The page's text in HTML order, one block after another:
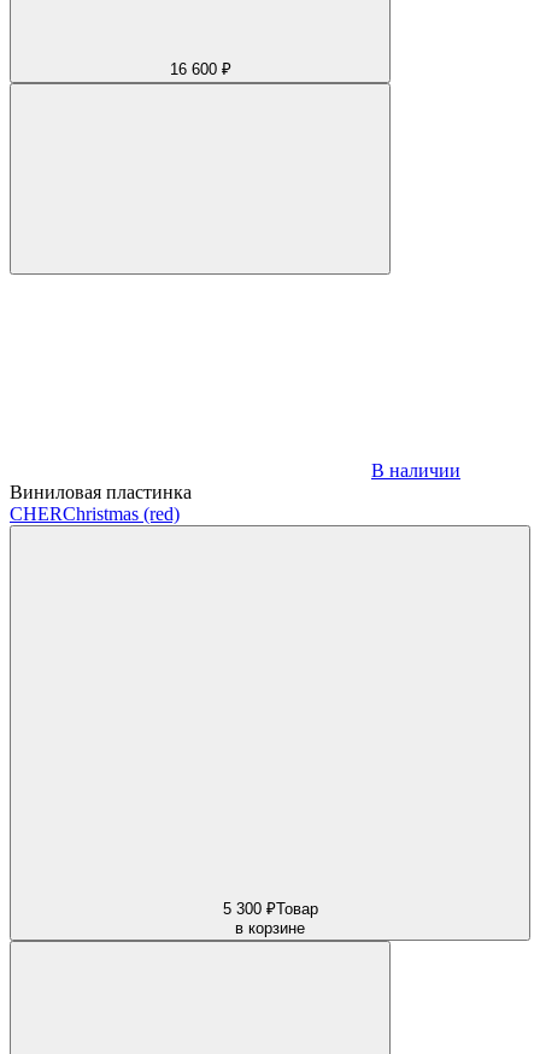
16 600 ₽
В наличии
Виниловая пластинка
CHERChristmas (red)
5 300 ₽Товар
в корзине